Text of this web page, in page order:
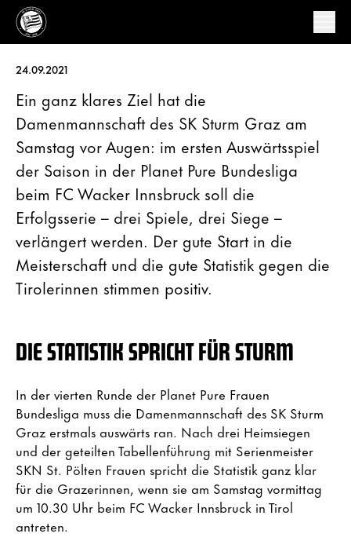
24.09.2021
Ein ganz klares Ziel hat die
Damenmannschaft des SK Sturm Graz am
Samstag vor Augen: im ersten Auswärtsspiel
der Saison in der Planet Pure Bundesliga
beim FC Wacker Innsbruck soll die
Erfolgsserie – drei Spiele, drei Siege –
verlängert werden. Der gute Start in die
Meisterschaft und die gute Statistik gegen die
Tirolerinnen stimmen positiv.
DIE STATISTIK SPRICHT FÜR STURM
In der vierten Runde der Planet Pure Frauen
Bundesliga muss die Damenmannschaft des SK Sturm
Graz erstmals auswärts ran. Nach drei Heimsiegen
und der geteilten Tabellenführung mit Serienmeister
SKN St. Pölten Frauen spricht die Statistik ganz klar
für die Grazerinnen, wenn sie am Samstag vormittag
um 10.30 Uhr beim FC Wacker Innsbruck in Tirol
antreten.